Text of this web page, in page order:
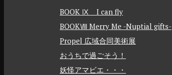
BOOK Ⅸ I can fly
BOOKⅧ Merry Me -Nuptial gifts-
Propel 広域合同美術展
おうちで過ごそう！
妖怪アマビエ・・・